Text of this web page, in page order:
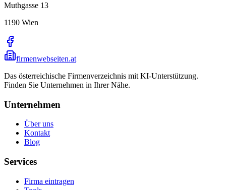
Muthgasse 13
1190 Wien
firmenwebseiten.at
Das österreichische Firmenverzeichnis mit KI-Unterstützung.
Finden Sie Unternehmen in Ihrer Nähe.
Unternehmen
Über uns
Kontakt
Blog
Services
Firma eintragen